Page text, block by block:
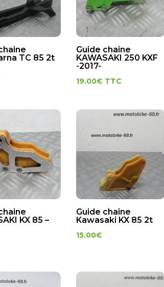
TC 85 2t
Guide chaine
KAWASAKI 250 KXF
-2017-
19.00€ TTC
KX 85 –
Guide chaine
Kawasaki KX 85 2t
15.00€